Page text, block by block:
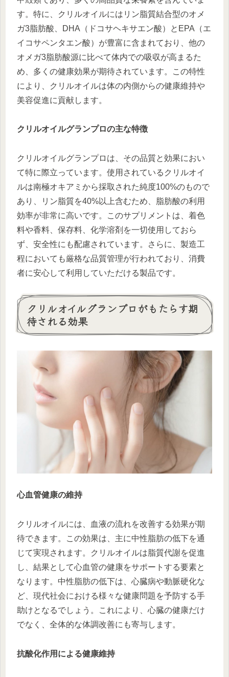
す。特に、クリルオイルにはリン脂質結合型のオメ
ガ3脂肪酸、DHA（ドコサヘキサエン酸）とEPA（エ
イコサペンタエン酸）が豊富に含まれており、他の
オメガ3脂肪酸源に比べて体内での吸収が高まるた
め、多くの健康効果が期待されています。この特性
により、クリルオイルは体の内側からの健康維持や
美容促進に貢献します。
クリルオイルグランプロの主な特徴
クリルオイルグランプロは、その品質と効果におい
て特に際立っています。使用されているクリルオイ
ルは南極オキアミから採取された純度100%のもので
あり、リン脂質を40%以上含むため、脂肪酸の利用
効率が非常に高いです。このサプリメントは、着色
料や香料、保存料、化学溶剤を一切使用しておら
ず、安全性にも配慮されています。さらに、製造工
程においても厳格な品質管理が行われており、消費
者に安心して利用していただける製品です。
クリルオイルグランプロがもたらす期
待される効果
心血管健康の維持
クリルオイルには、血液の流れを改善する効果が期
待できます。この効果は、主に中性脂肪の低下を通
じて実現されます。クリルオイルは脂質代謝を促進
し、結果として心血管の健康をサポートする要素と
なります。中性脂肪の低下は、心臓病や動脈硬化な
ど、現代社会における様々な健康問題を予防する手
助けとなるでしょう。これにより、心臓の健康だけ
でなく、全体的な体調改善にも寄与します。
抗酸化作用による健康維持